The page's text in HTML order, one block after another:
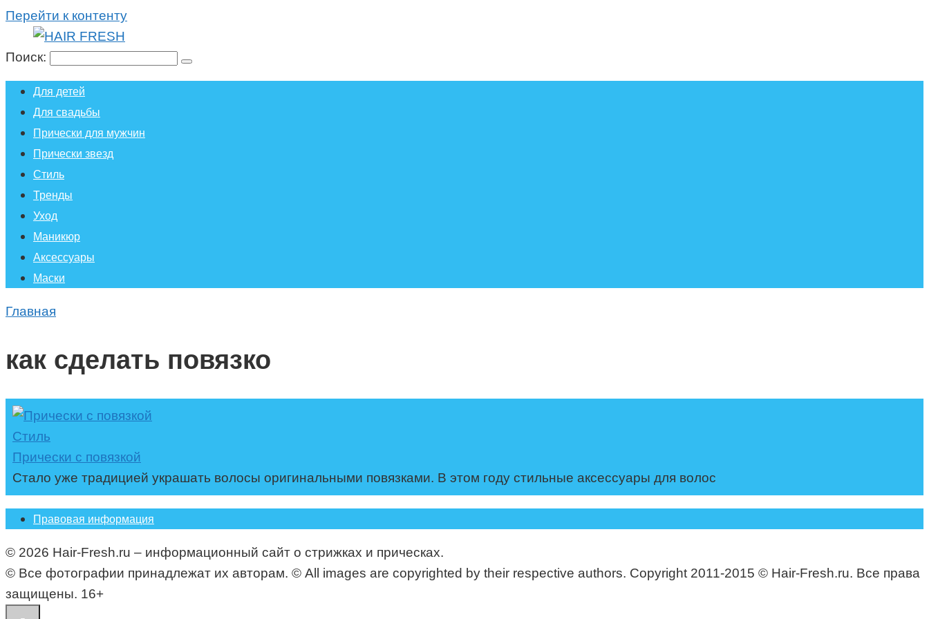
Перейти к контенту
Поиск:
Для детей
Для свадьбы
Прически для мужчин
Прически звезд
Стиль
Тренды
Уход
Маникюр
Аксессуары
Маски
Главная
как сделать повязко
Стиль
Прически с повязкой
Стало уже традицией украшать волосы оригинальными повязками. В этом году стильные аксессуары для волос
Правовая информация
© 2026 Hair-Fresh.ru – информационный сайт о стрижках и прическах.
© Все фотографии принадлежат их авторам. © All images are copyrighted by their respective authors. Copyright 2011-2015 © Hair-Fresh.ru. Все права
защищены. 16+